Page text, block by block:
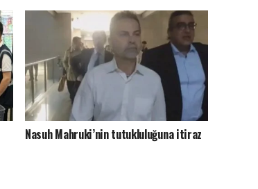
Nasuh Mahruki’nin tutukluluğuna itiraz